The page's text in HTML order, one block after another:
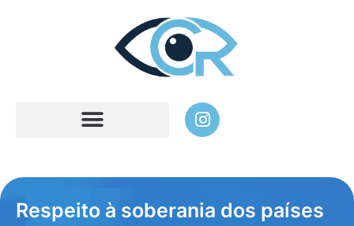
Respeito à soberania dos países